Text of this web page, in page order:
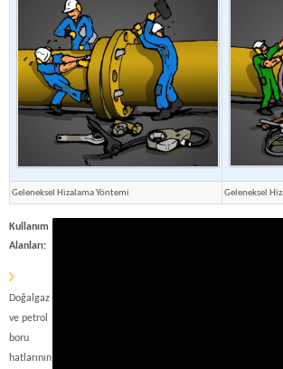
Geleneksel Hizalama Yöntemi Geleneksel
Kullanım
Alanları:
Doğalgaz
ve petrol
boru
hatlarının